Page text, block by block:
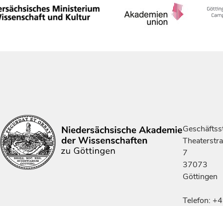
7
37073
Göttingen
Telefon: